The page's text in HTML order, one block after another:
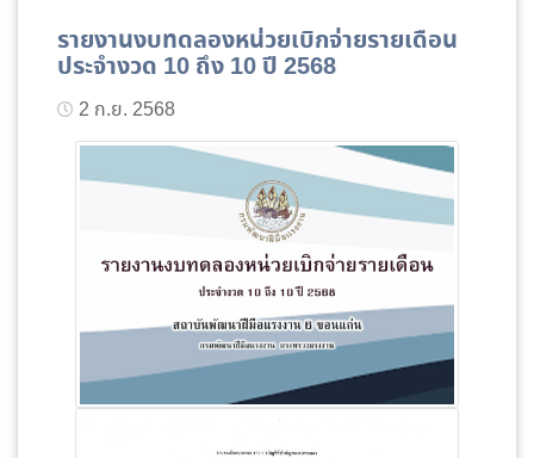
รายงานงบทดลองหน่วยเบิกจ่ายรายเดือน
ประจำงวด 10 ถึง 10 ปี 2568
2 ก.ย. 2568